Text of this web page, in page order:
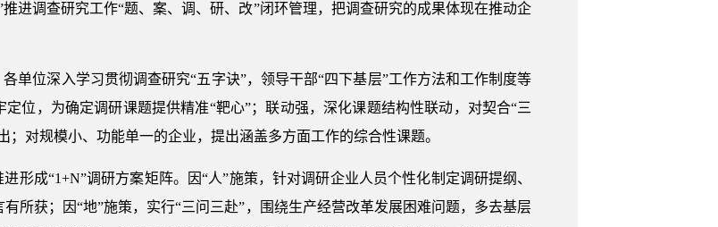
进调查研究工作“题、案、调、研、改”闭环管理，把调查研究的成果体现在推动企
单位深入学习贯彻调查研究“五字诀”，领导干部“四下基层”工作方法和工作制度等
位，为确定调研课题提供精准“靶心”；联动强，深化课题结构性联动，对契合“三
对规模小、功能单一的企业，提出涵盖多方面工作的综合性课题。
形成“1+N”调研方案矩阵。因“人”施策，针对调研企业人员个性化制定调研提纲、
所获；因“地”施策，实行“三问三赴”，围绕生产经营改革发展困难问题，多去基层